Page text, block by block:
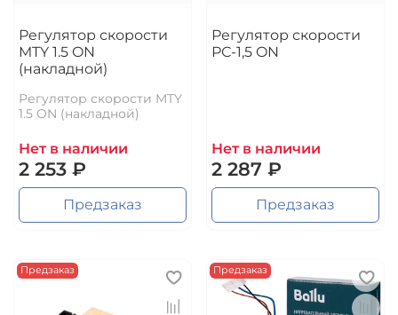
Регулятор скорости
MTY 1.5 ON
(накладной)
Регулятор скорости MTY
1.5 ON (накладной)
Нет в наличии
2 253 ₽
Предзаказ
Регулятор скорости
РС-1,5 ON
Нет в наличии
2 287 ₽
Предзаказ
Предзаказ Предзаказ